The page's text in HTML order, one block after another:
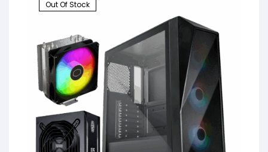
Out Of Stock